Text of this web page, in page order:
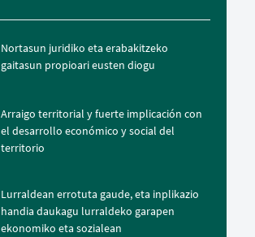
Nortasun juridiko eta erabakitzeko
gaitasun propioari eusten diogu
Arraigo territorial y fuerte implicación con
el desarrollo económico y social del
territorio
Lurraldean errotuta gaude, eta inplikazio
handia daukagu lurraldeko garapen
ekonomiko eta sozialean